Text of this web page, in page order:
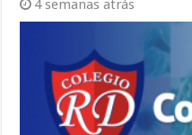
4 semanas atrás